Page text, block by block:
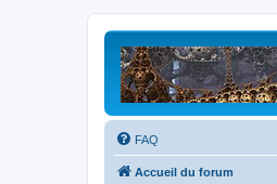
FAQ
Accueil du forum